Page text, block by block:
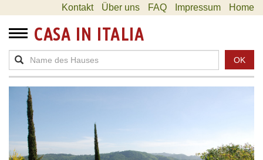
Kontakt Über uns FAQ Impressum Home
CASA IN ITALIA
OK